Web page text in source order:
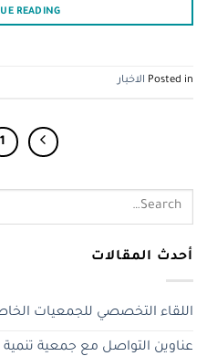
READING
Posted in الاخبار
1
أحدث المقالات
اللقاء التخصصي للجمعيات
عناوين التواصل مع جمعية تنمية